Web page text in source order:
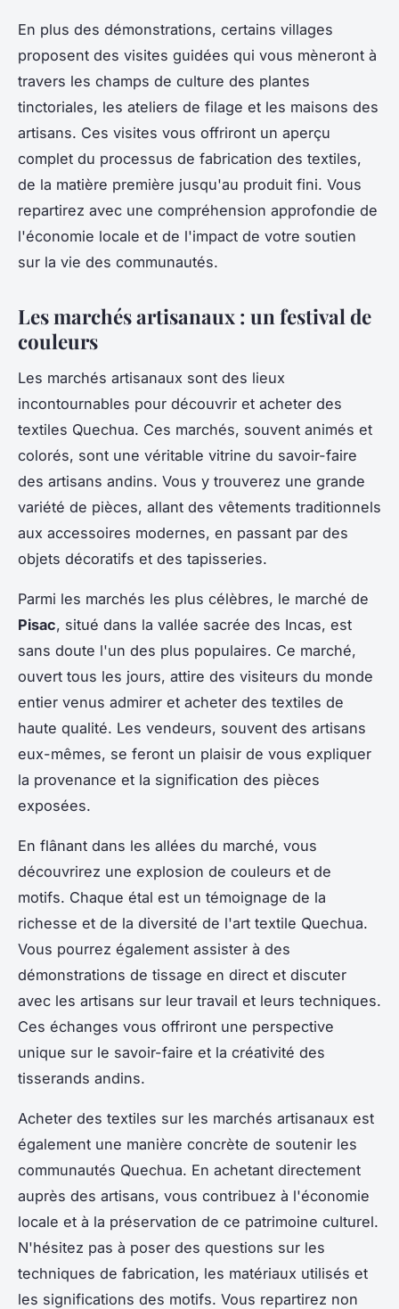
En plus des démonstrations, certains villages
proposent des visites guidées qui vous mèneront à
travers les champs de culture des plantes
tinctoriales, les ateliers de filage et les maisons des
artisans. Ces visites vous offriront un aperçu
complet du processus de fabrication des textiles,
de la matière première jusqu'au produit fini. Vous
repartirez avec une compréhension approfondie de
l'économie locale et de l'impact de votre soutien
sur la vie des communautés.
Les marchés artisanaux : un festival de
couleurs
Les marchés artisanaux sont des lieux
incontournables pour découvrir et acheter des
textiles Quechua. Ces marchés, souvent animés et
colorés, sont une véritable vitrine du savoir-faire
des artisans andins. Vous y trouverez une grande
variété de pièces, allant des vêtements traditionnels
aux accessoires modernes, en passant par des
objets décoratifs et des tapisseries.
Parmi les marchés les plus célèbres, le marché de
Pisac, situé dans la vallée sacrée des Incas, est
sans doute l'un des plus populaires. Ce marché,
ouvert tous les jours, attire des visiteurs du monde
entier venus admirer et acheter des textiles de
haute qualité. Les vendeurs, souvent des artisans
eux-mêmes, se feront un plaisir de vous expliquer
la provenance et la signification des pièces
exposées.
En flânant dans les allées du marché, vous
découvrirez une explosion de couleurs et de
motifs. Chaque étal est un témoignage de la
richesse et de la diversité de l'art textile Quechua.
Vous pourrez également assister à des
démonstrations de tissage en direct et discuter
avec les artisans sur leur travail et leurs techniques.
Ces échanges vous offriront une perspective
unique sur le savoir-faire et la créativité des
tisserands andins.
Acheter des textiles sur les marchés artisanaux est
également une manière concrète de soutenir les
communautés Quechua. En achetant directement
auprès des artisans, vous contribuez à l'économie
locale et à la préservation de ce patrimoine culturel.
N'hésitez pas à poser des questions sur les
techniques de fabrication, les matériaux utilisés et
les significations des motifs. Vous repartirez non